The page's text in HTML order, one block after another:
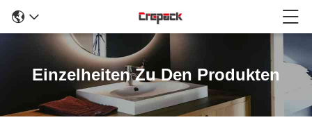
Einzelheiten Zu Den Produkten